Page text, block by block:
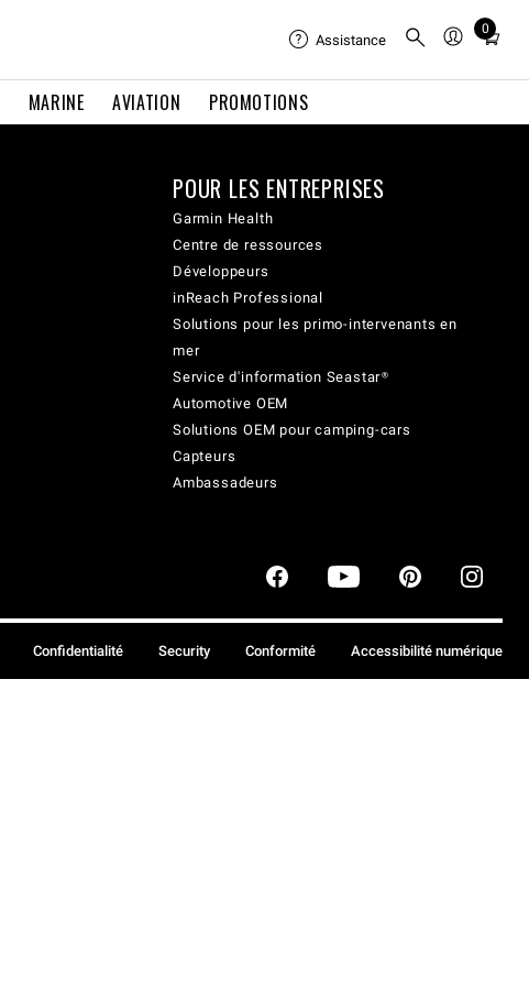
MARINE AVIATION PROMOTIONS
Assistance
0
Total
cart:
POUR LES ENTREPRISES
Garmin Health
Centre de ressources
Développeurs
inReach Professional
Solutions pour les primo-intervenants en
mer
Service d'information Seastar®
Automotive OEM
Solutions OEM pour camping-cars
Capteurs
Ambassadeurs
Confidentialité Security Conformité Accessibilité numérique